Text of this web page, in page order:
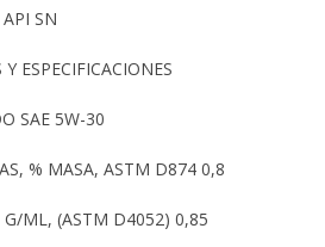
API SN
ESPECIFICACIONES
SAE 5W-30
% MASA, ASTM D874 0,8
G/ML, (ASTM D4052) 0,85